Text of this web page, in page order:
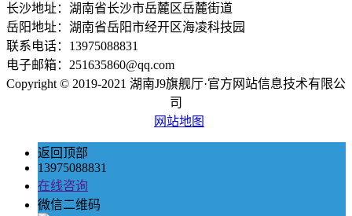
长沙地址：湖南省长沙市岳麓区岳麓街道
岳阳地址：湖南省岳阳市经开区海凌科技园
联系电话：13975088831
电子邮箱：251635860@qq.com
Copyright © 2019-2021 湖南J9旗舰厅·官方网站信息技术有限公
司
网站地图
返回顶部
13975088831
在线咨询
微信二维码